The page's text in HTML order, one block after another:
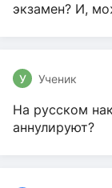
экзамен? И,
У Ученик
На русском
аннулируют?